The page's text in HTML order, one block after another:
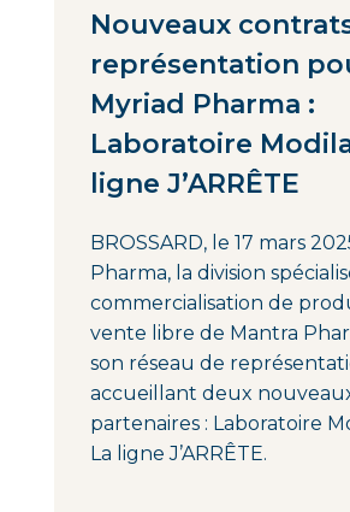
Nouveaux
représentation
Myriad Pharma :
Laboratoire
ligne J’ARRÊTE
BROSSARD, le 17 mars
Pharma, la division
commercialisation de
vente libre de Mantra
son réseau de
accueillant deux
partenaires : Laboratoire
La ligne J’ARRÊTE.